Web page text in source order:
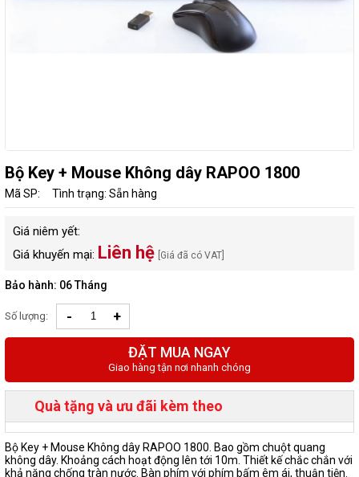
Bộ Key + Mouse Không dây RAPOO 1800
Mã SP: Tình trạng: Sẵn hàng
Giá niêm yết:
Giá khuyến mại: Liên hệ [Giá đã có VAT]
Bảo hành: 06 Tháng
Số lượng: - +
ĐẶT MUA NGAY
Giao hàng tận nơi nhanh chóng
Quà tặng và ưu đãi kèm theo
Bộ Key + Mouse Không dây RAPOO 1800. Bao gồm chuột quang
không dây. Khoảng cách hoạt động lên tới 10m. Thiết kế chắc chắn với
khả năng chống tràn nước. Bàn phím với phím bấm êm ái, thuận tiện.